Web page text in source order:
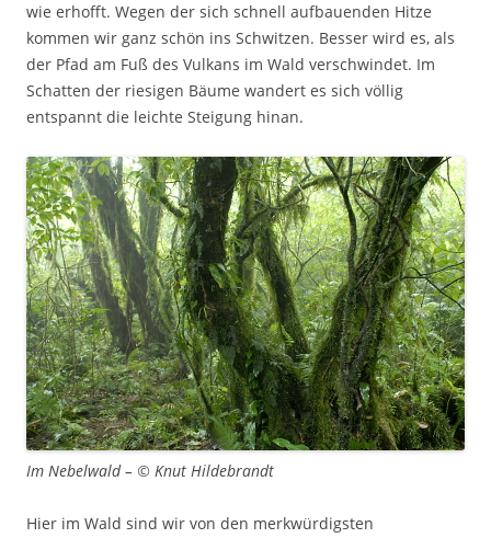
wie erhofft. Wegen der sich schnell aufbauenden Hitze
kommen wir ganz schön ins Schwitzen. Besser wird es, als
der Pfad am Fuß des Vulkans im Wald verschwindet. Im
Schatten der riesigen Bäume wandert es sich völlig
entspannt die leichte Steigung hinan.
Im Nebelwald – © Knut Hildebrandt
Hier im Wald sind wir von den merkwürdigsten